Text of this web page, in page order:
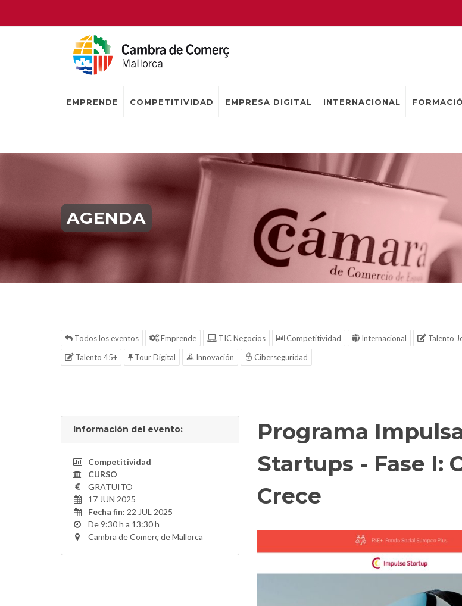
EMPRENDE COMPETITIVIDAD EMPRESA DIGITAL INTERNACIONAL
AGENDA
Todos los eventos Emprende TIC Negocios Competitividad Internacional Talento
Talento 45+
Tour Digital Innovación Ciberseguridad
Información del evento:
Competitividad
CURSO
GRATUITO
17 JUN 2025
Fecha fin: 22 JUL 2025
De 9:30 h a 13:30 h
Cambra de Comerç de Mallorca
Programa
Startups - Fase I:
Crece